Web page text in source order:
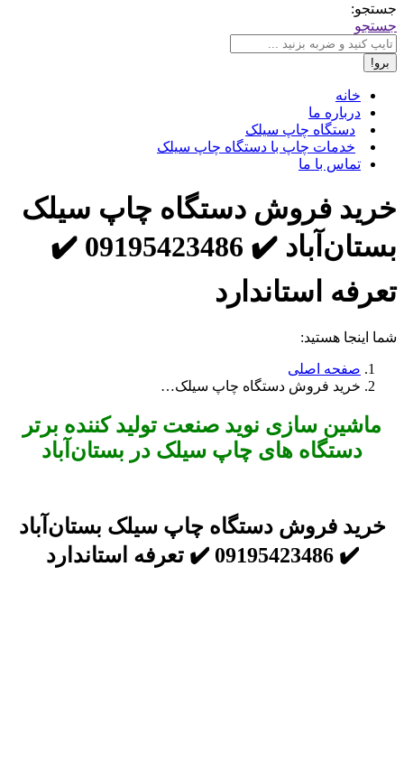
جستجو:
جستجو
خانه
درباره ما
دستگاه چاپ سیلک
خدمات چاپ با دستگاه چاپ سیلک
تماس با ما
خرید فروش دستگاه چاپ سیلک
بستان‌آباد ✔️ 09195423486 ✔️
تعرفه استاندارد
شما اینجا هستید:
صفحه اصلی
خرید فروش دستگاه چاپ سیلک…
ماشین سازی نوید صنعت تولید کننده برتر
دستگاه های چاپ سیلک در بستان‌آباد
خرید فروش دستگاه چاپ سیلک بستان‌آباد
✔️ 09195423486 ✔️ تعرفه استاندارد